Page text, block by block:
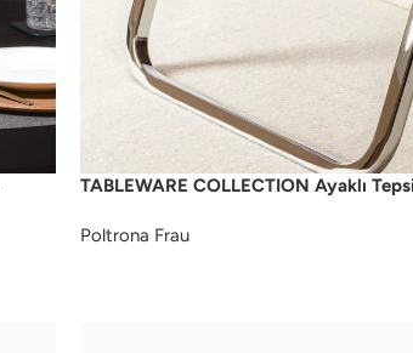
TABLEWARE COLLECTION Ayaklı Tepsi
Poltrona Frau